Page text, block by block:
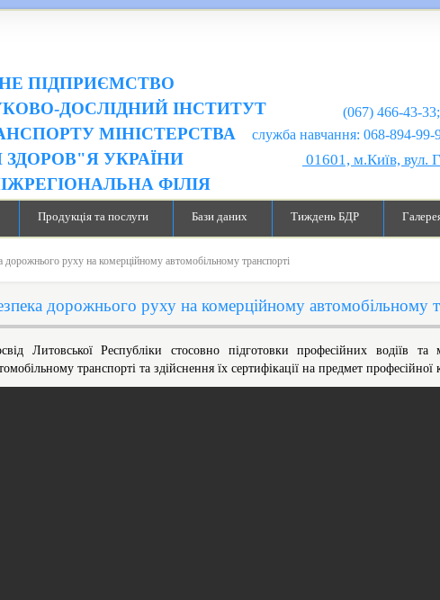
ПІДПРИЄМСТВО
ДОСЛІДНИЙ ІНСТИТУТ
МІНІСТЕРСТВА
УКРАЇНИ
ФІЛІЯ
(067) 466-43-
служба навчання: 068-894-99-
01601, м.Київ, вул.
Продукція та послуги Бази даних Тиждень БДР
дорожнього руху на комерційному автомобільному транспорті
дорожнього руху на комерційному автомобільному
Литовської Республіки стосовно підготовки професійних водіїв
транспорті та здійснення їх сертифікації на предмет професійної